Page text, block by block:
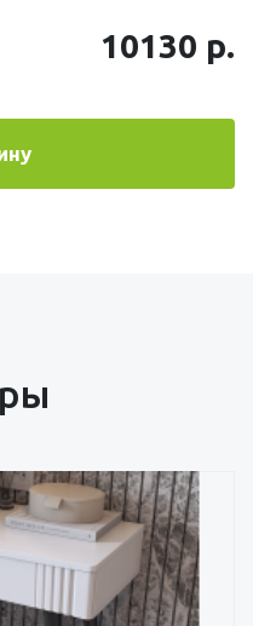
10130 р.